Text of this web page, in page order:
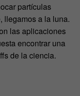
partículas
llegamos a la luna.
las aplicaciones
encontrar una
de la ciencia.